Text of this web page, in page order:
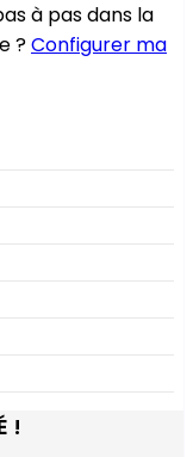
à pas dans la
?Configurer ma
!